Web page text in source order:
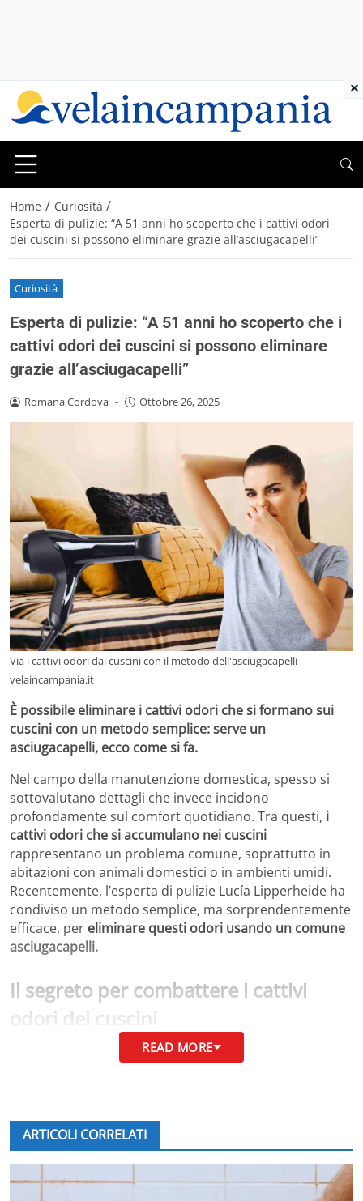
Home / Curiosità /
Esperta di pulizie: “A 51 anni ho scoperto che i cattivi odori
dei cuscini si possono eliminare grazie all’asciugacapelli”
Curiosità
Esperta di pulizie: “A 51 anni ho scoperto che i
cattivi odori dei cuscini si possono eliminare
grazie all’asciugacapelli”
Romana Cordova - Ottobre 26, 2025
Via i cattivi odori dai cuscini con il metodo dell'asciugacapelli -
velaincampania.it
È possibile eliminare i cattivi odori che si formano sui
cuscini con un metodo semplice: serve un
asciugacapelli, ecco come si fa.
Nel campo della manutenzione domestica, spesso si
sottovalutano dettagli che invece incidono
profondamente sul comfort quotidiano. Tra questi, i
cattivi odori che si accumulano nei cuscini
rappresentano un problema comune, soprattutto in
abitazioni con animali domestici o in ambienti umidi.
Recentemente, l’esperta di pulizie Lucía Lipperheide ha
condiviso un metodo semplice, ma sorprendentemente
efficace, per eliminare questi odori usando un comune
asciugacapelli.
Il segreto per combattere i cattivi
odori dei cuscini
Secondo Lucía Lipperheide, che si è fatta conoscere
grazie ai suoi consigli pratici su piattaforme social come
cattivi odori. La principale causa di questi odori
sgradevoli è infatti la combinazione di umidità, sudore,
peli di animali domestici e polvere, che si accumulano
nei cuscini, rendendo inefficaci persino gli ambientatori.
READ MORE
ARTICOLI CORRELATI
×